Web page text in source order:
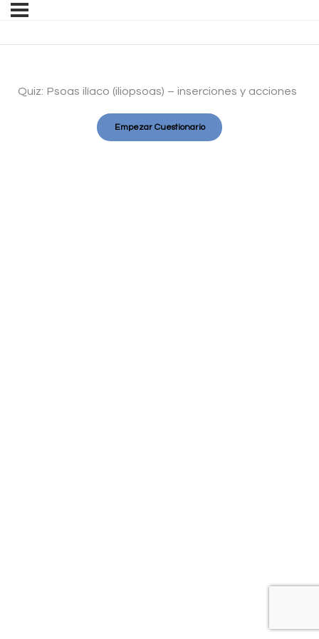
Quiz: Psoas ilíaco (iliopsoas) – inserciones y acciones